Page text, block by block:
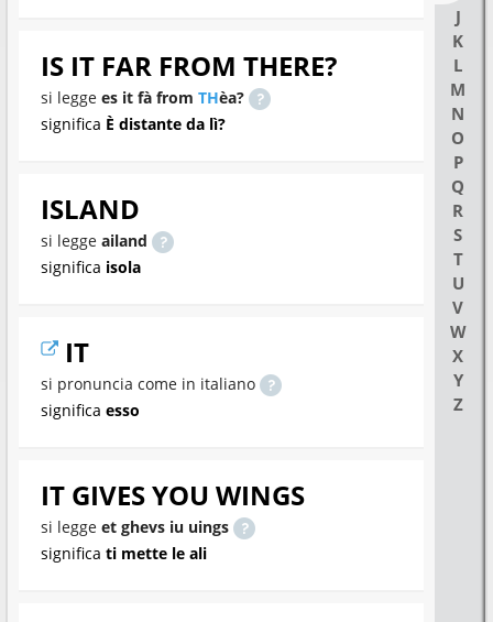
J
K
L
M
N
O
P
Q
R
S
T
U
V
W
X
Y
Z
IS IT FAR FROM THERE?
si legge es it fà from THèa?
significa È distante da lì?
ISLAND
si legge ailand
significa isola
IT
si pronuncia come in italiano
significa esso
IT GIVES YOU WINGS
si legge et ghevs iu uings
significa ti mette le ali